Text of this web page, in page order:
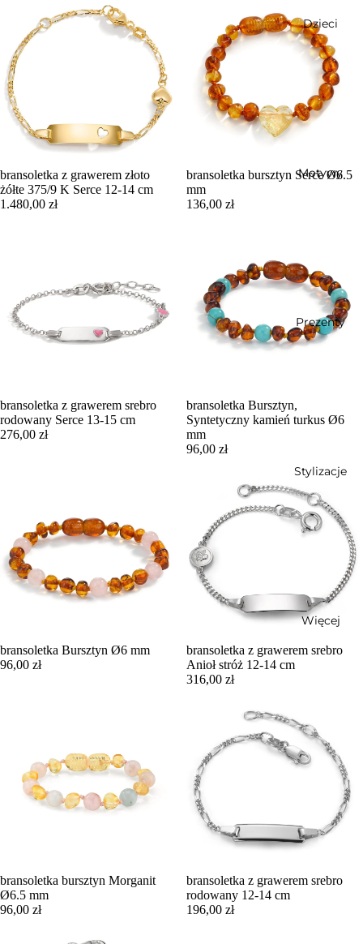
Dzieci
Motywy
Prezenty
Stylizacje
Więcej
bransoletka z grawerem złoto
żółte 375/9 K Serce 12-14 cm
1.480,00 zł
bransoletka bursztyn Serce Ø6.5
mm
136,00 zł
bransoletka z grawerem srebro
rodowany Serce 13-15 cm
276,00 zł
bransoletka Bursztyn,
Syntetyczny kamień turkus Ø6
mm
96,00 zł
bransoletka Bursztyn Ø6 mm
96,00 zł
bransoletka z grawerem srebro
Anioł stróż 12-14 cm
316,00 zł
bransoletka bursztyn Morganit
Ø6.5 mm
96,00 zł
bransoletka z grawerem srebro
rodowany 12-14 cm
196,00 zł